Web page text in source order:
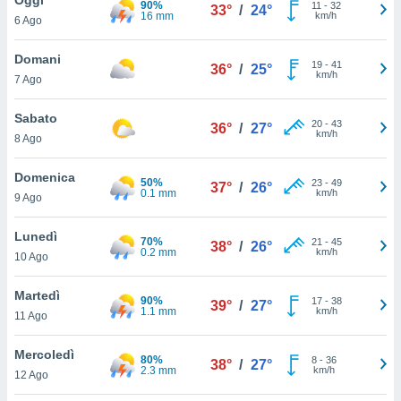
è
al sito
di
ci
di
il
un
la
nella
6 Ago
90%
16 mm
33° / 24° 11 - 32
km/h
Domani
7 Ago
36° / 25° 19- 41
km/h
Sabato
8 Ago
36° / 27° 20- 43
km/h
Domenica
9 Ago
50%
0.1 mm
37° / 26° 23- 49
km/h
Lunedì
10 Ago
70%
0.2 mm
38° / 26° 21 - 45
km/h
Martedì
11 Ago
90%
1.1 mm
39° / 27° 17- 38
km/h
Mercoledì
12 Ago
80%
2.3 mm
38° / 27° 8- 36
km/h